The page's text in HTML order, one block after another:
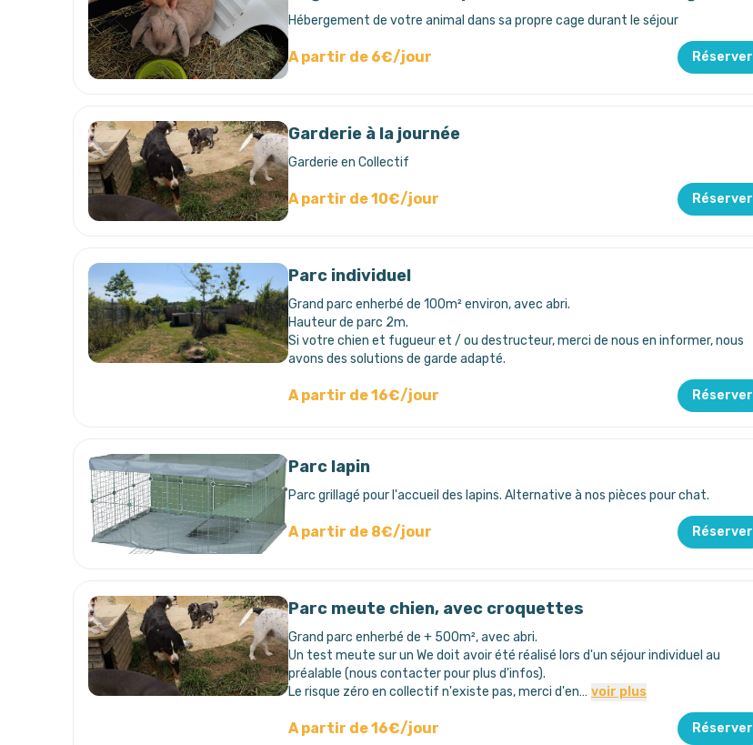
Hébergement de votre animal dans sa propre cage durant le séjour
A partir de 6€/jour Réserver
Garderie à la journée
Garderie en Collectif
A partir de 10€/jour Réserver
Parc individuel
Grand parc enherbé de 100m² environ, avec abri.
Hauteur de parc 2m.
Si votre chien et fugueur et / ou destructeur, merci de nous en informer, nous
avons des solutions de garde adapté.
A partir de 16€/jour Réserver
Parc lapin
Parc grillagé pour l'accueil des lapins. Alternative à nos pièces pour chat.
A partir de 8€/jour Réserver
Parc meute chien, avec croquettes
Grand parc enherbé de + 500m², avec abri.
Un test meute sur un We doit avoir été réalisé lors d'un séjour individuel au
préalable (nous contacter pour plus d'infos).
Le risque zéro en collectif n'existe pas, merci d'en… voir plus
A partir de 16€/jour Réserver